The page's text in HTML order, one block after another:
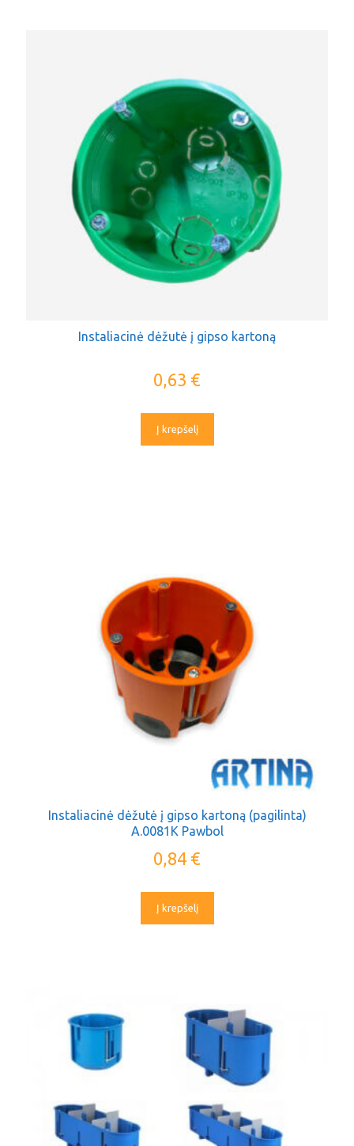
Instaliacinė dėžutė į gipso kartoną
0,63 €
Į krepšelį
Instaliacinė dėžutė į gipso kartoną (pagilinta)
A.0081K Pawbol
0,84 €
Į krepšelį